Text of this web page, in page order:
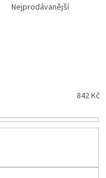
Nejprodávanější
842Kč